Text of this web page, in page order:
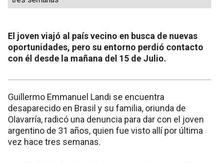
El joven viajó al país vecino en busca de nuevas
oportunidades, pero su entorno perdió contacto
con él desde la mañana del 15 de Julio.
Guillermo Emmanuel Landi se encuentra
desaparecido en Brasil y su familia, oriunda de
Olavarría, radicó una denuncia para dar con el joven
argentino de 31 años, quien fue visto allí por última
vez hace tres semanas.